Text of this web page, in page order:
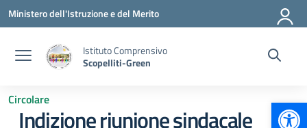
Vai ai contenuti
Vai al menu di navigazione
Vai al footer
Ministero dell'Istruzione e del Merito
Istituto Comprensivo
Scopelliti-Green
Circolare
Indizione riunione sindacale